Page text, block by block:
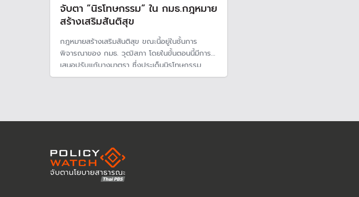
จับตา “นิรโทษกรรม” ใน กมธ.กฎหมาย
สร้างเสริมสันติสุข
กฎหมายสร้างเสริมสันติสุข ขณะนี้อยู่ในชั้นการ
พิจารณาของ กมธ. วุฒิสภา โดยในขั้นตอนนี้มีการ
เสนอปรับแก้บางมาตรา ซึ่งประเด็นนิรโทษกรรม
ความผิดมาตรา 112 ยังเป็นอีกประเด็นสำคัญในการ